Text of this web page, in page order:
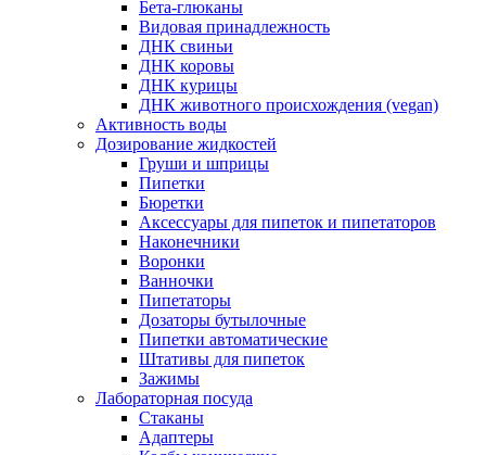
Бета-глюканы
Видовая принадлежность
ДНК свиньи
ДНК коровы
ДНК курицы
ДНК животного происхождения (vegan)
Активность воды
Дозирование жидкостей
Груши и шприцы
Пипетки
Бюретки
Аксессуары для пипеток и пипетаторов
Наконечники
Воронки
Ванночки
Пипетаторы
Дозаторы бутылочные
Пипетки автоматические
Штативы для пипеток
Зажимы
Лабораторная посуда
Стаканы
Адаптеры